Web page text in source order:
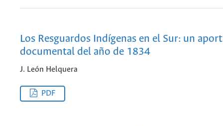
Los Resguardos Indígenas en el Sur: un
documental del año de 1834
J. León Helquera
PDF